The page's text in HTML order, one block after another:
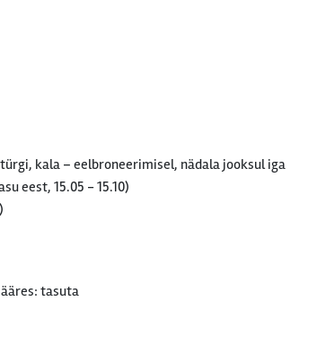
kala – eelbroneerimisel, nädala jooksul iga
eest, 15.05 - 15.10)
tasuta